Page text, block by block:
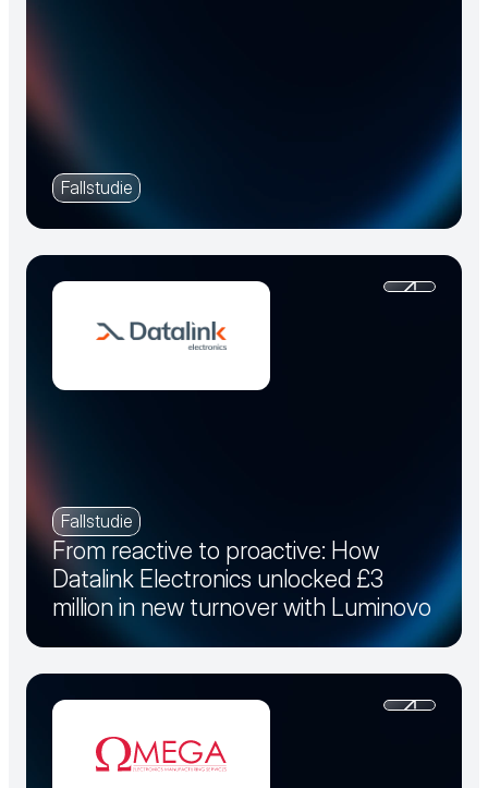
Fallstudie
Fallstudie
From reactive to proactive: How
Datalink Electronics unlocked £3
million in new turnover with Luminovo